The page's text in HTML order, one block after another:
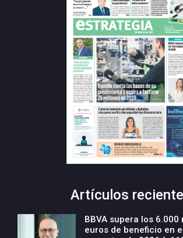
Artículos
BBVA supera los 6.000
euros de beneficio en